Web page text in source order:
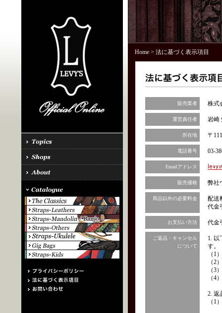
Home> 法に基づく表示項目
販売業者 株式
運営責任者 岩崎
所在地 〒
電話番号 03-
Emailアドレス
販売価格 弊社
商品以外の必要料金
配送
代金
お支払い方法 代金
ご返品・キャンセル
について
1. 以
す。
（1
（2
（3
（4
2. 返
（1）